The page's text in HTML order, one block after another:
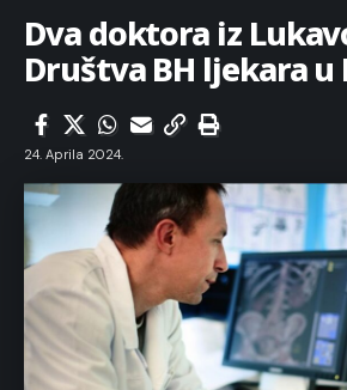
Dva doktora iz
Društva BH ljekara
24. Aprila 2024.